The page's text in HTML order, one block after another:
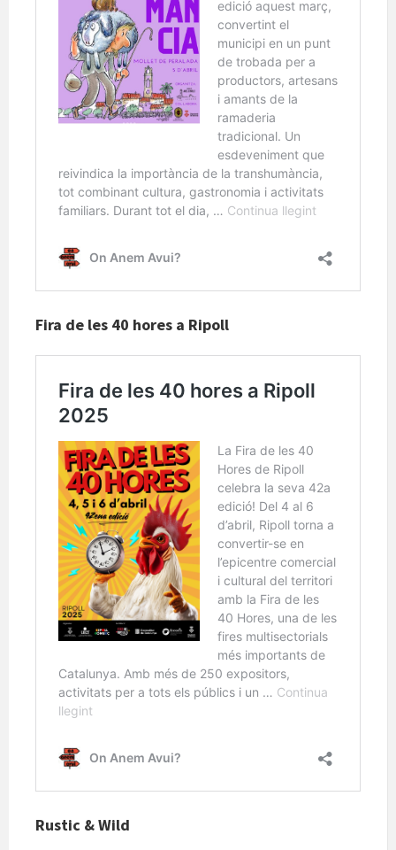
Fira de les 40 hores a Ripoll
Rustic & Wild